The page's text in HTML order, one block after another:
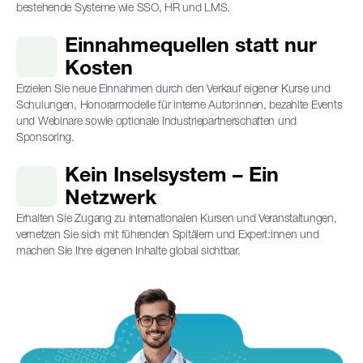
bestehende Systeme wie SSO, HR und LMS.
Einnahmequellen statt nur
Kosten
Erzielen Sie neue Einnahmen durch den Verkauf eigener Kurse und
Schulungen, Honorarmodelle für interne Autor:innen, bezahlte Events
und Webinare sowie optionale Industriepartnerschaften und
Sponsoring.
Kein Inselsystem – Ein
Netzwerk
Erhalten Sie Zugang zu internationalen Kursen und Veranstaltungen,
vernetzen Sie sich mit führenden Spitälern und Expert:innen und
machen Sie Ihre eigenen Inhalte global sichtbar.